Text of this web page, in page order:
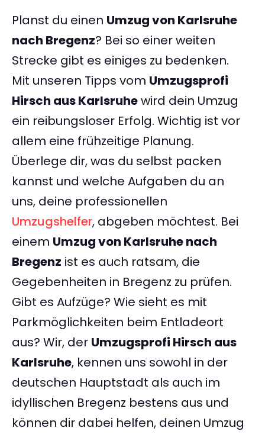
Planst du einen Umzug von Karlsruhe
nach Bregenz? Bei so einer weiten
Strecke gibt es einiges zu bedenken.
Mit unseren Tipps vom Umzugsprofi
Hirsch aus Karlsruhewird dein Umzug
ein reibungsloser Erfolg. Wichtig ist vor
allem eine frühzeitige Planung.
Überlege dir, was du selbst packen
kannst und welche Aufgaben du an
uns, deine professionellen
Umzugshelfer, abgeben möchtest. Bei
einem Umzug von Karlsruhe nach
Bregenz ist es auch ratsam, die
Gegebenheiten in Bregenz zu prüfen.
Gibt es Aufzüge? Wie sieht es mit
Parkmöglichkeiten beim Entladeort
aus? Wir, der Umzugsprofi Hirsch aus
Karlsruhe, kennen uns sowohl in der
deutschen Hauptstadt als auch im
idyllischen Bregenz bestens aus und
können dir dabei helfen, deinen Umzug